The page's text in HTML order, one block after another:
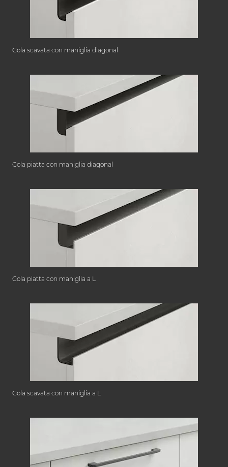
Gola scavata con maniglia diagonal
Gola piatta con maniglia diagonal
Gola piatta con maniglia a L
Gola scavata con maniglia a L